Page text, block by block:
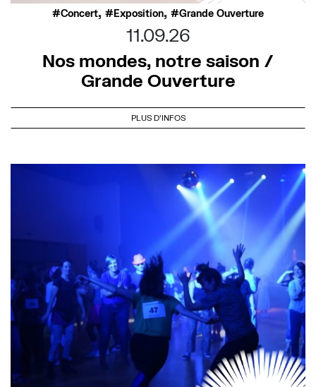
Concert, Exposition, Grande Ouverture
11.09.26
Nos mondes, notre saison /
Grande Ouverture
PLUS D'INFOS